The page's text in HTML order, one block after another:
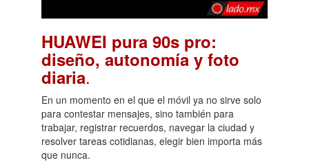
HUAWEI pura 90s pro:
diseño, autonomía y foto
diaria.
En un momento en el que el móvil ya no sirve solo
para contestar mensajes, sino también para
trabajar, registrar recuerdos, navegar la ciudad y
resolver tareas cotidianas, elegir bien importa más
que nunca.